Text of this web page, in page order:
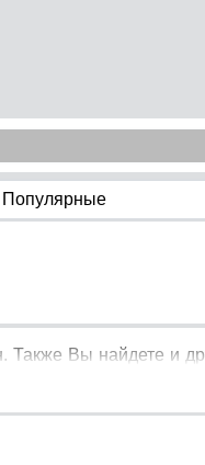
Популярные
Вы найдете и